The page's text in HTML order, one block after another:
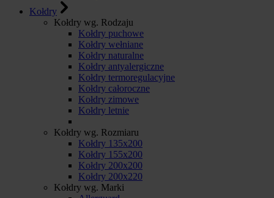
Kołdry
Kołdry wg. Rodzaju
Kołdry puchowe
Kołdry wełniane
Kołdry naturalne
Kołdry antyalergiczne
Kołdry termoregulacyjne
Kołdry całoroczne
Kołdry zimowe
Kołdry letnie
Kołdry wg. Rozmiaru
Kołdry 135x200
Kołdry 155x200
Kołdry 200x200
Kołdry 200x220
Kołdry wg. Marki